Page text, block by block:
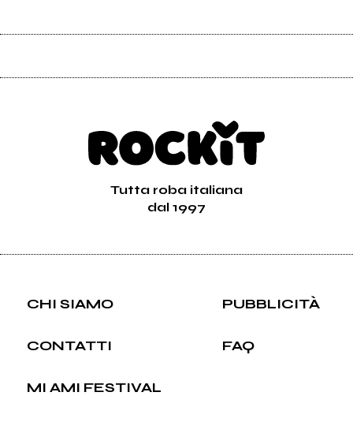
Tutta roba italiana
dal 1997
CHI SIAMO PUBBLICITÀ
CONTATTI FAQ
MI AMI FESTIVAL